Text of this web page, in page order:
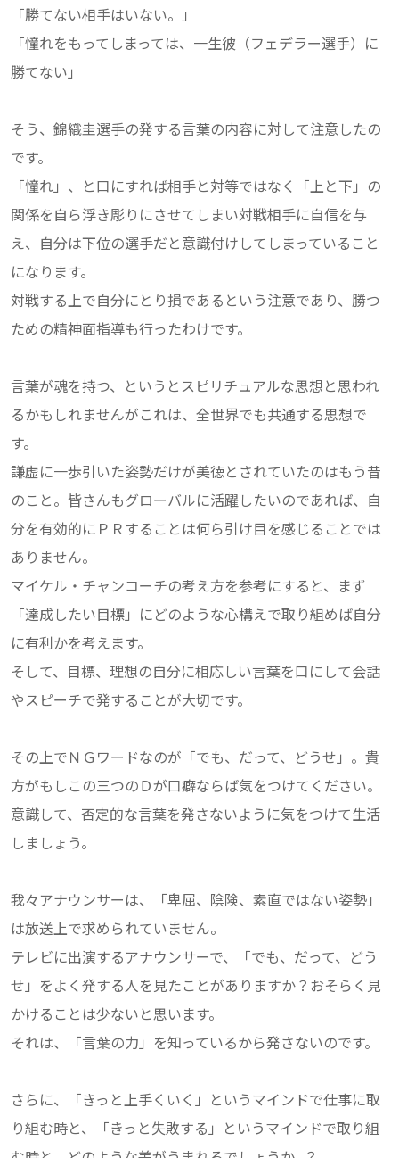
「勝てない相手はいない。」
「憧れをもってしまっては、一生彼（フェデラー選手）に
勝てない」
そう、錦織圭選手の発する言葉の内容に対して注意したの
です。
「憧れ」、と口にすれば相手と対等ではなく「上と下」の
関係を自ら浮き彫りにさせてしまい対戦相手に自信を与
え、自分は下位の選手だと意識付けしてしまっていること
になります。
対戦する上で自分にとり損であるという注意であり、勝つ
ための精神面指導も行ったわけです。
言葉が魂を持つ、というとスピリチュアルな思想と思われ
るかもしれませんがこれは、全世界でも共通する思想で
す。
謙虚に一歩引いた姿勢だけが美徳とされていたのはもう昔
のこと。皆さんもグローバルに活躍したいのであれば、自
分を有効的にＰＲすることは何ら引け目を感じることでは
ありません。
マイケル・チャンコーチの考え方を参考にすると、まず
「達成したい目標」にどのような心構えで取り組めば自分
に有利かを考えます。
そして、目標、理想の自分に相応しい言葉を口にして会話
やスピーチで発することが大切です。
その上でＮＧワードなのが「でも、だって、どうせ」。貴
方がもしこの三つのＤが口癖ならば気をつけてください。
意識して、否定的な言葉を発さないように気をつけて生活
しましょう。
我々アナウンサーは、「卑屈、陰険、素直ではない姿勢」
は放送上で求められていません。
テレビに出演するアナウンサーで、「でも、だって、どう
せ」をよく発する人を見たことがありますか？おそらく見
かけることは少ないと思います。
それは、「言葉の力」を知っているから発さないのです。
さらに、「きっと上手くいく」というマインドで仕事に取
り組む時と、「きっと失敗する」というマインドで取り組